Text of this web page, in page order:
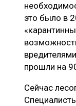
это было в
прошли на
Сейчас